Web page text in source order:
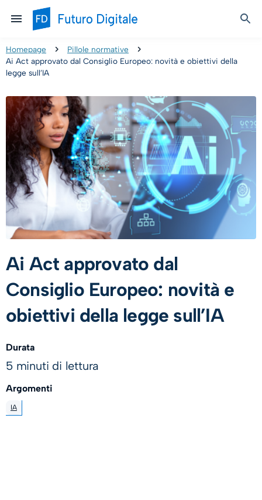
Homepage
Pillole normative
Ai Act approvato dal Consiglio Europeo: novità e obiettivi della
legge sull’IA
Ai Act approvato dal
Consiglio Europeo: novità e
obiettivi della legge sull’IA
Durata
5 minuti di lettura
Argomenti
IA